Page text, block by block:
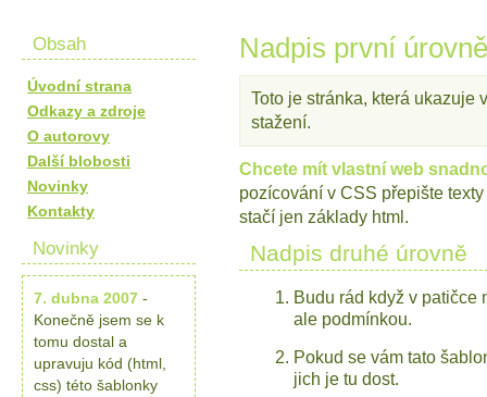
Nadpis první úrovně
Toto je stránka, která ukazuje
stažení.
Chcete mít vlastní web
pozícování v CSS přepište
stačí jen základy html.
Nadpis druhé úrovně
Budu rád když v patičce
ale podmínkou.
Pokud se vám tato
jich je tu dost.
Obsah
Úvodní strana
Odkazy a zdroje
O autorovy
Další blobosti
Novinky
Kontakty
Novinky
7. dubna 2007 -
Konečně jsem se k
tomu dostal a
upravuju kód (html,
css) této šablonky